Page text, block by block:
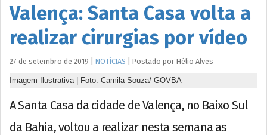
Valença: Santa Casa volta a
realizar cirurgias por vídeo
27 de setembro de 2019 NOTÍCIAS Postado por Hélio Alves
Imagem Ilustrativa | Foto: Camila Souza/ GOVBA
A Santa Casa da cidade de Valença, no Baixo Sul
da Bahia, voltou a realizar nesta semana as